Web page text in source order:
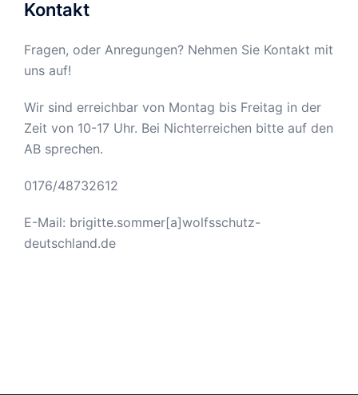
Kontakt
Fragen, oder Anregungen? Nehmen Sie Kontakt mit
uns auf!
Wir sind erreichbar von Montag bis Freitag in der
Zeit von 10-17 Uhr. Bei Nichterreichen bitte auf den
AB sprechen.
0176/48732612
E-Mail: brigitte.sommer[a]wolfsschutz-
deutschland.de